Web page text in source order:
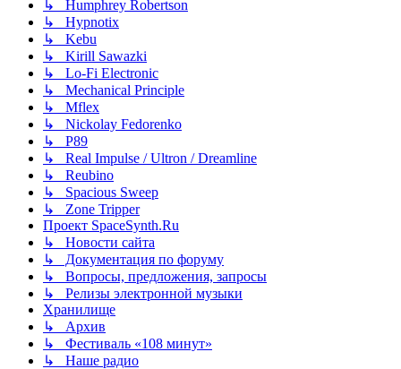
↳ Humphrey Robertson
↳ Hypnotix
↳ Kebu
↳ Kirill Sawazki
↳ Lo-Fi Electronic
↳ Mechanical Principle
↳ Mflex
↳ Nickolay Fedorenko
↳ P89
↳ Real Impulse / Ultron / Dreamline
↳ Reubino
↳ Spacious Sweep
↳ Zone Tripper
Проект SpaceSynth.Ru
↳ Новости сайта
↳ Документация по форуму
↳ Вопросы, предложения, запросы
↳ Релизы электронной музыки
Хранилище
↳ Архив
↳ Фестиваль «108 минут»
↳ Наше радио